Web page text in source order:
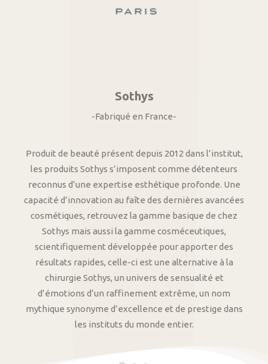
Sothys
-Fabriqué en France-
Produit de beauté présent depuis 2012 dans l’institut,
les produits Sothys s’imposent comme détenteurs
reconnus d’une expertise esthétique profonde. Une
capacité d’innovation au faîte des dernières avancées
cosmétiques, retrouvez la gamme basique de chez
Sothys mais aussi la gamme cosméceutiques,
scientifiquement développée pour apporter des
résultats rapides, celle-ci est une alternative à la
chirurgie Sothys, un univers de sensualité et
d’émotions d’un raffinement extrême, un nom
mythique synonyme d’excellence et de prestige dans
les instituts du monde entier.